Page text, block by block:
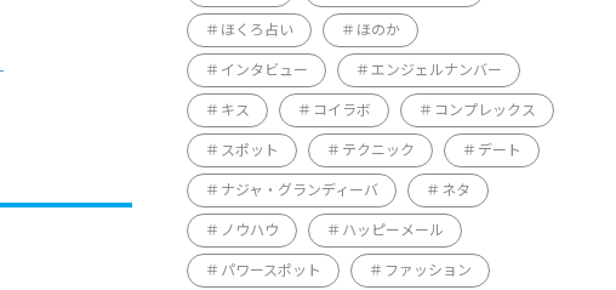
ほくろ占い ほのか
インタビュー エンジェルナンバー
キス コイラボ コンプレックス
スポット テクニック デート
ナジャ・グランディーバ ネタ
ノウハウ ハッピーメール
パワースポット ファッション